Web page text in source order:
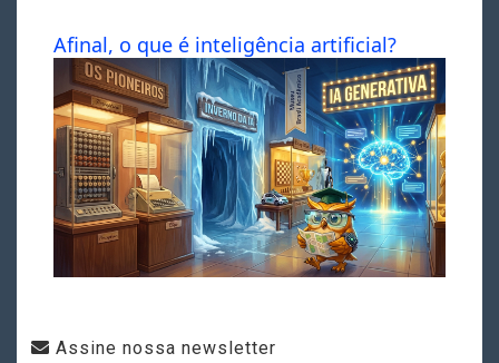
Afinal, o que é inteligência artificial?
Assine nossa newsletter